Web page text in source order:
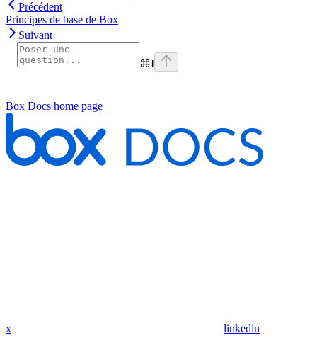
Précédent
Principes de base de Box
Suivant
⌘I
Box Docs home page
x linkedin